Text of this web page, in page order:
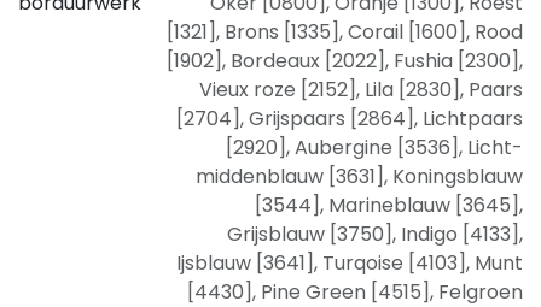
[1321], Brons [1335],Corail [1600], Rood
[1902], Bordeaux [2022], Fushia [2300],
Vieux roze [2152], Lila [2830], Paars
[2704],Grijspaars [2864], Lichtpaars
[2920],Aubergine [3536], Licht-
middenblauw [3631], Koningsblauw
[3544], Marineblauw [3645],
Grijsblauw [3750], Indigo [4133],
Ijsblauw [3641], Turqoise [4103], Munt
[4430], Pine Green [4515], Felgroen